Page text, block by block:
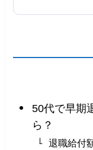
50代で早期
ら？
退職給付